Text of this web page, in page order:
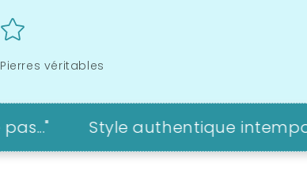
Pierres véritables
Style authentique intemporel